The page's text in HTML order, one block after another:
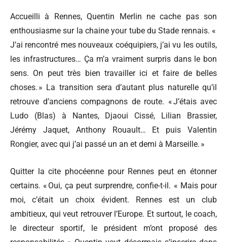
Accueilli à Rennes, Quentin Merlin ne cache pas son
enthousiasme sur la chaine your tube du Stade rennais. «
J’ai rencontré mes nouveaux coéquipiers, j’ai vu les outils,
les infrastructures… Ça m’a vraiment surpris dans le bon
sens. On peut très bien travailler ici et faire de belles
choses. » La transition sera d’autant plus naturelle qu’il
retrouve d’anciens compagnons de route. « J’étais avec
Ludo (Blas) à Nantes, Djaoui Cissé, Lilian Brassier,
Jérémy Jaquet, Anthony Rouault… Et puis Valentin
Rongier, avec qui j’ai passé un an et demi à Marseille. »
Quitter la cite phocéenne pour Rennes peut en étonner
certains. « Oui, ça peut surprendre, confie-t-il. « Mais pour
moi, c’était un choix évident. Rennes est un club
ambitieux, qui veut retrouver l’Europe. Et surtout, le coach,
le directeur sportif, le président m’ont proposé des